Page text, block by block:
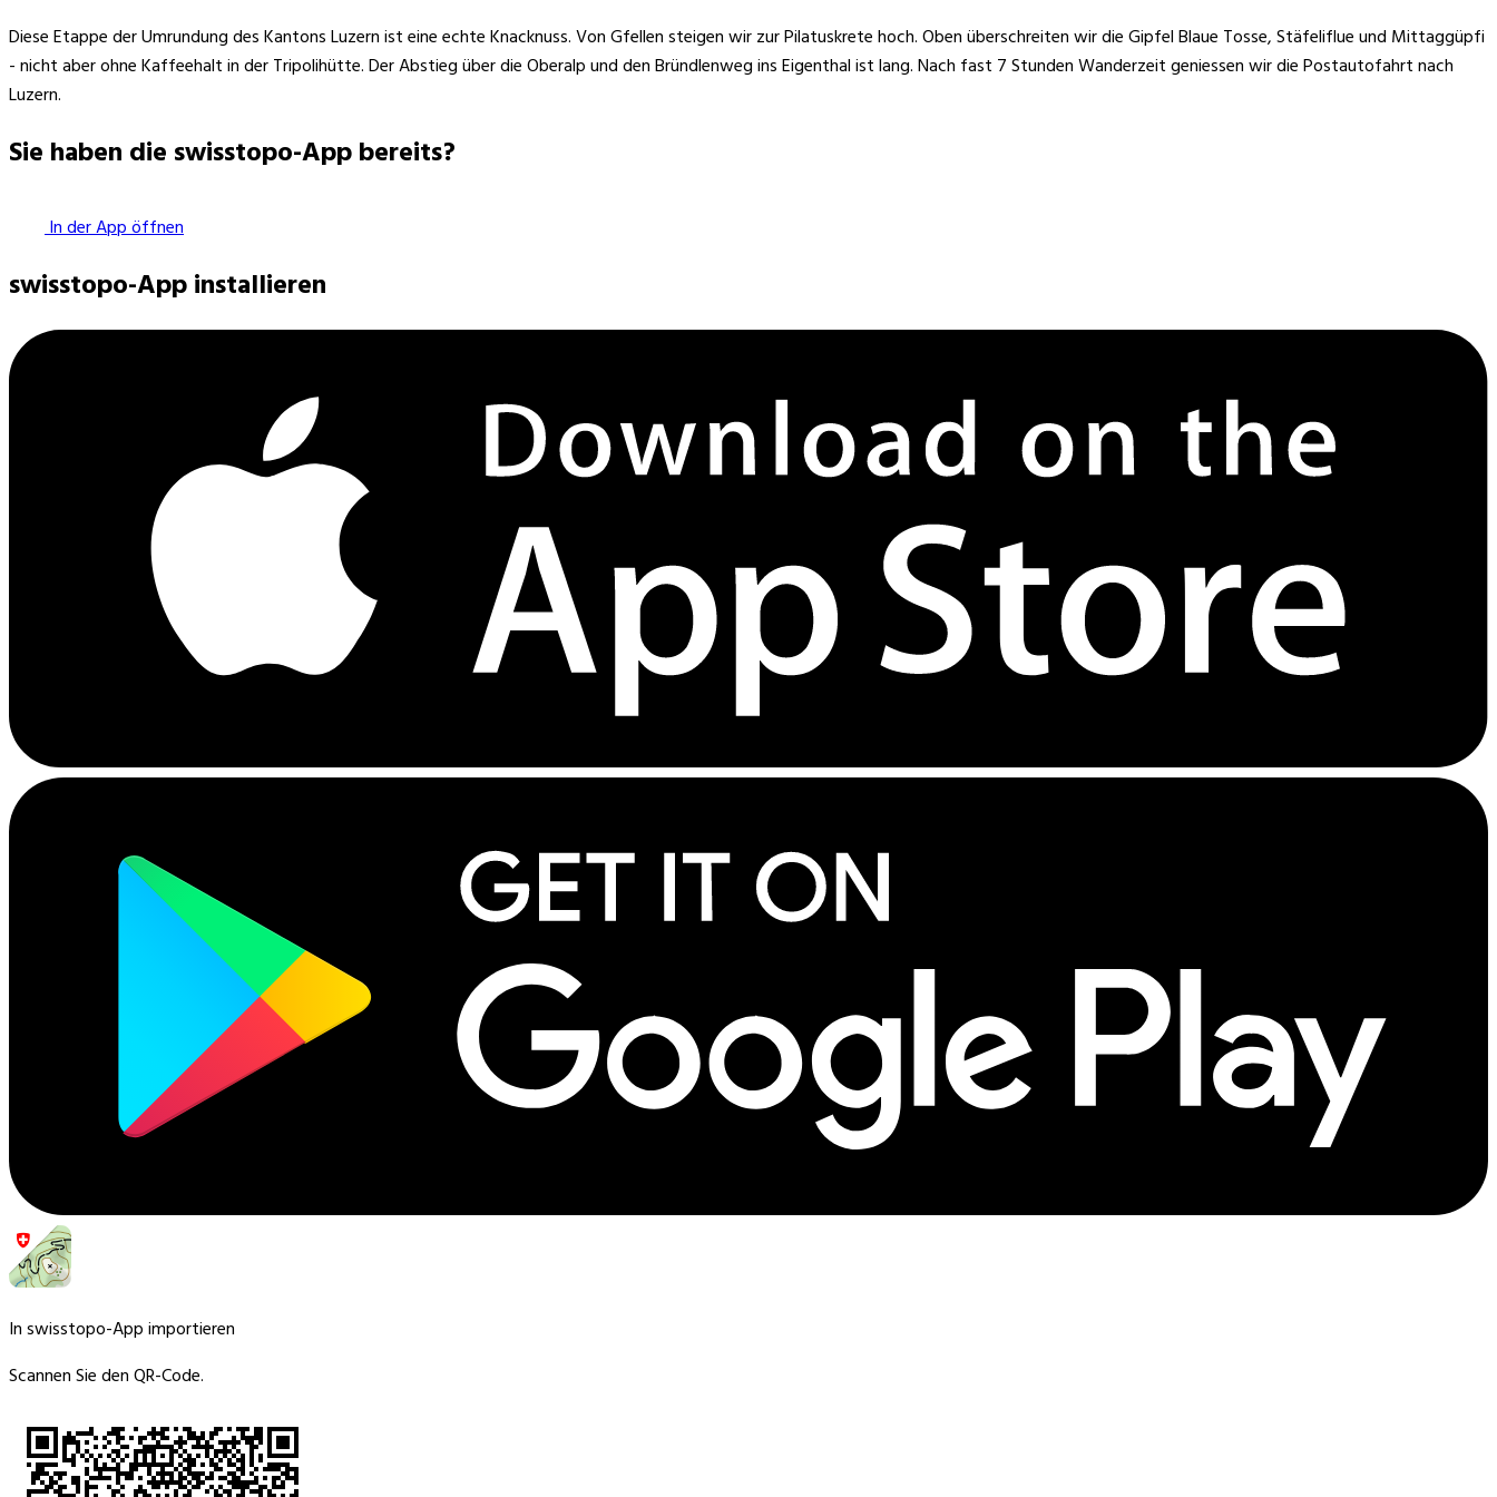
Diese Etappe der Umrundung des Kantons Luzern ist eine echte Knacknuss. Von Gfellen steigen wir zur Pilatuskrete hoch. Oben überschreiten wir die Gipfel Blaue Tosse, Stäfeliflue und Mittaggüpfi
- nicht aber ohne Kaffeehalt in der Tripolihütte. Der Abstieg über die Oberalp und den Bründlenweg ins Eigenthal ist lang. Nach fast 7 Stunden Wanderzeit geniessen wir die Postautofahrt nach
Luzern.
Sie haben die swisstopo-App bereits?
In der App öffnen
swisstopo-App installieren
In swisstopo-App importieren
Scannen Sie den QR-Code.